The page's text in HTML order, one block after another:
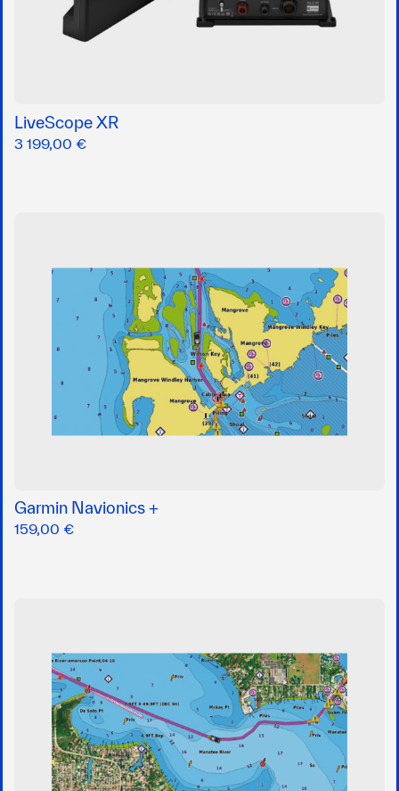
LiveScope XR
3 199,00 €
Garmin Navionics +
159,00 €